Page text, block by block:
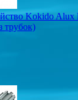
Kokido Alux
трубок)